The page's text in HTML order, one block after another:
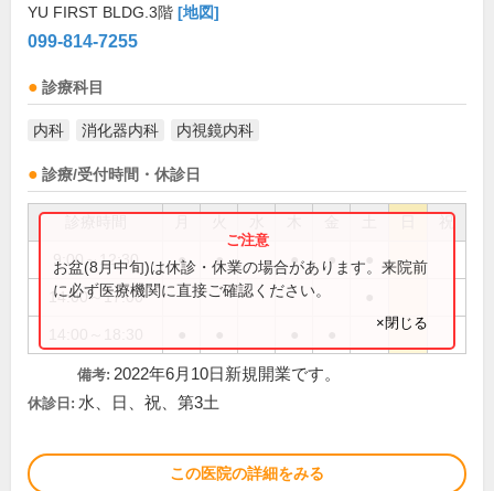
YU FIRST BLDG.3階 [地図]
099-814-7255
診療科目
内科 消化器内科 内視鏡内科
診療/受付時間・休診日
祝
9:00～12:30 ● ● ● ●
14:00～17:00
お盆(8月中旬)は休診・休業の場合があります。来院前
に必ず医療機関に直接ご確認ください。
×閉じる
備考: 2022年6月10日新規開業です。
休診日: 水、日、祝、第3土
この医院の詳細をみる